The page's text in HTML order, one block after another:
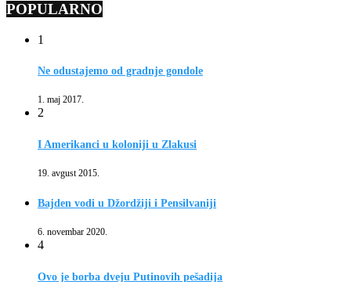
POPULARNO
1
Ne odustajemo od gradnje gondole
1. maj 2017.
2
I Amerikanci u koloniji u Zlakusi
19. avgust 2015.
Bajden vodi u Džordžiji i Pensilvaniji
6. novembar 2020.
4
Ovo je borba dveju Putinovih pešadija